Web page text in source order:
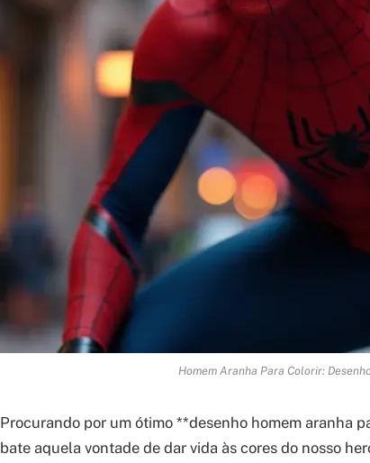
Homem Aranha Para Colorir:
Procurando por um ótimo **desenho homem aranha
bate aquela vontade de dar vida às cores do nosso